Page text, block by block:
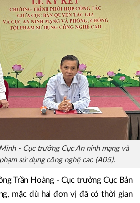
- Cục trưởng Cục An ninh mạng và
sử dụng công nghệ cao (A05).
Trần Hoàng - Cục trưởng Cục Bản
mặc dù hai đơn vị đã có thời gian